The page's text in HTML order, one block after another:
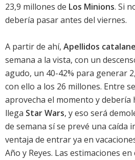
23,9 millones de Los Minions. Si
debería pasar antes del viernes.
A partir de ahí, Apellidos
semana a la vista, con un
agudo, un 40-42% para generar
con ello a los 26 millones. Entre
aprovecha el momento y debería
llega Star Wars, y eso será
de semana sí se prevé una caída
ventaja de entrar ya en
Año y Reyes. Las estimaciones